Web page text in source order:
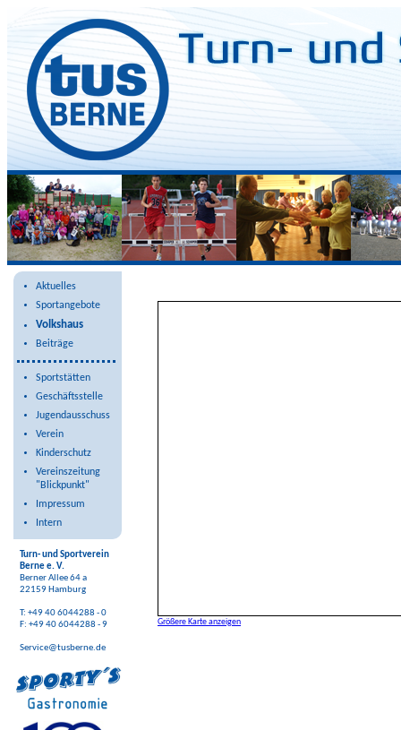
Aktuelles
Sportangebote
Volkshaus
Beiträge
Sportstätten
Geschäftsstelle
Jugendausschuss
Verein
Kinderschutz
Vereinszeitung
"Blickpunkt"
Impressum
Intern
Turn- und Sportverein
Berne e. V.
Berner Allee 64 a
22159 Hamburg
T: +49 40 6044288 - 0
F: +49 40 6044288 - 9
Service@tusberne.de
Größere Karte anzeigen